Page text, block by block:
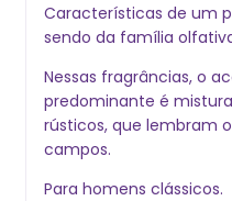
Características de um
sendo da família
Nessas fragrâncias, o
predominante é
rústicos, que lembram
campos.
Para homens clássicos.